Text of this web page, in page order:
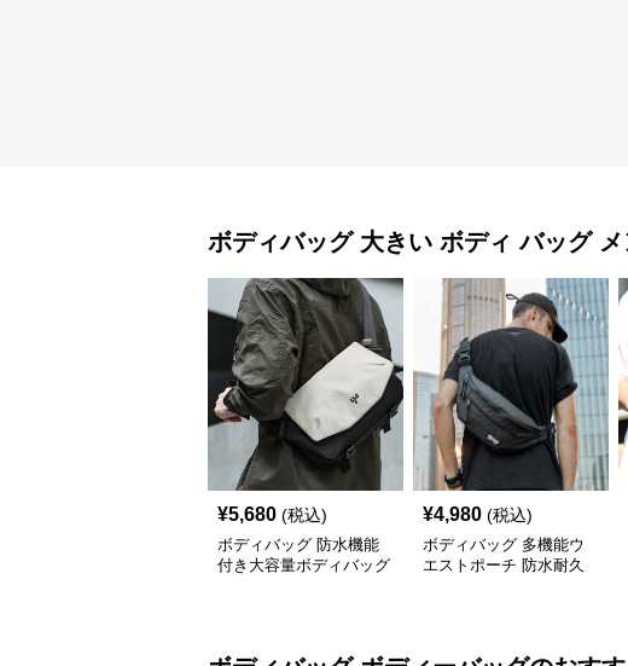
ボディバッグ 大きい ボディ バッグ
¥5,680 (税込)
ボディバッグ 防水機能
付き大容量ボディバッグ
¥4,980 (税込)
ボディバッグ 多機能ウ
エストポーチ 防水耐久